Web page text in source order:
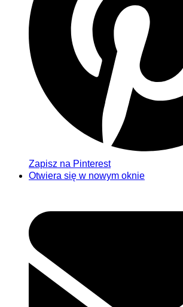
Zapisz na Pinterest
Otwiera się w nowym oknie